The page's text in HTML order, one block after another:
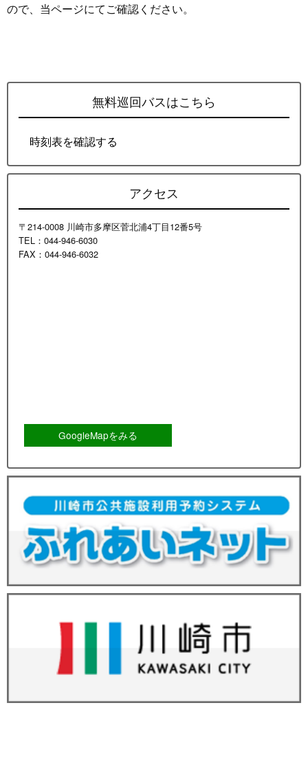
ので、当ページにてご確認ください。
無料巡回バスはこちら
時刻表を確認する
アクセス
〒214-0008 川崎市多摩区菅北浦4丁目12番5号
TEL：044-946-6030
FAX：044-946-6032
GoogleMapをみる